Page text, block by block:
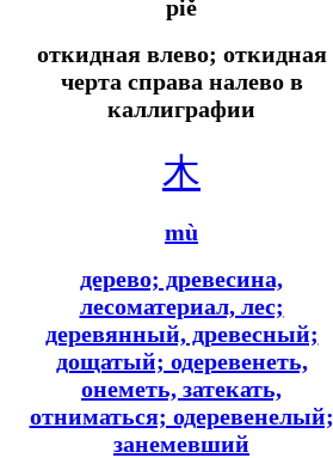
piě
откидная влево; откидная
черта справа налево в
каллиграфии
木
mù
дерево; древесина,
лесоматериал, лес;
деревянный, древесный;
дощатый; одеревенеть,
онеметь, затекать,
отниматься; одеревенелый;
занемевший